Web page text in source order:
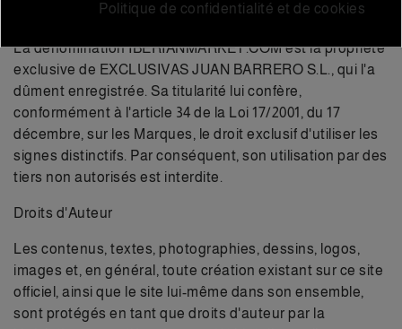
Propriété Industrielle
La dénomination IBERIANMARKET.COM est la propriété
exclusive de EXCLUSIVAS JUAN BARRERO S.L., qui l'a
dûment enregistrée. Sa titularité lui confère,
conformément à l'article 34 de la Loi 17/2001, du 17
décembre, sur les Marques, le droit exclusif d'utiliser les
signes distinctifs. Par conséquent, son utilisation par des
tiers non autorisés est interdite.
Droits d'Auteur
Les contenus, textes, photographies, dessins, logos,
images et, en général, toute création existant sur ce site
officiel, ainsi que le site lui-même dans son ensemble,
sont protégés en tant que droits d'auteur par la
Politique de confidentialité et de cookies